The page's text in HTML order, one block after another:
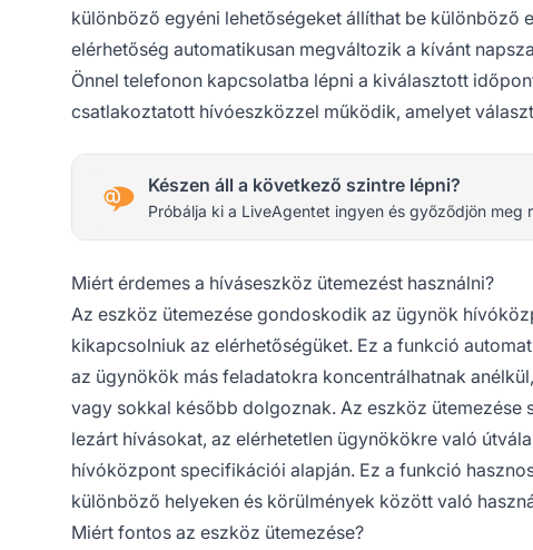
különböző egyéni lehetőségeket állíthat be különböző
elérhetőség automatikusan megváltozik a kívánt
Önnel telefonon kapcsolatba lépni a kiválasztott
csatlakoztatott hívóeszközzel működik, amelyet
Készen áll a következő szintre lépni?
Próbálja ki a LiveAgentet ingyen és győződjön meg
Miért érdemes a híváseszköz ütemezést használni?
Az eszköz ütemezése gondoskodik az ügynök
kikapcsolniuk az elérhetőségüket. Ez a funkció
az ügynökök más feladatokra koncentrálhatnak
vagy sokkal később dolgoznak. Az eszköz
lezárt hívásokat, az elérhetetlen ügynökökre való
hívóközpont specifikációi alapján. Ez a funkció
különböző helyeken és körülmények között való
Miért fontos az eszköz ütemezése?